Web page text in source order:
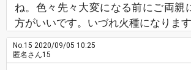
ね。色々先々大変になる前にご両親
方がいいです。いづれ火種になります
No.15 2020/09/05 10:25
匿名さん15